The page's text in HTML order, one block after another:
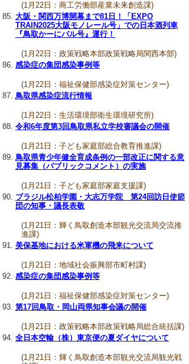
(1月22日：商工労働部産業未来創造課)
大阪・関西万博開幕まで81日！「EXPO
TRAIN2025大阪モノレール号」での日本酒列車
『鳥取かーにバル号』運行！
(1月22日：政策戦略本部政策戦略局関西本部)
感染症の集団感染事例等
(1月22日：福祉保健部感染症対策センター)
鳥取県感染症流行情報
(1月22日：生活環境部衛生環境研究所)
令和6年度第3回鳥取県私立学校審議会の開催
(1月21日：子ども家庭部総合教育推進課)
鳥取県青少年健全育成条例の一部改正に関する意
見募集（パブリックコメント）の実施
(1月21日：子ども家庭部家庭支援課)
ブラジル松柏学園・大志万学院 第24回訪日使節
団の知事・議長表敬
(1月21日：輝く鳥取創造本部観光交流局交流推
進課)
美保基地における米軍機の飛来について
(1月21日：地域社会振興部市町村課)
感染症の集団感染事例等
(1月21日：福祉保健部感染症対策センター)
第17回鳥取・岡山両県知事会議の開催
(1月21日：政策戦略本部政策戦略局総合統括課)
全日本空輸（株）東京便の夏ダイヤについて
(1月21日：輝く鳥取創造本部観光交流局観光戦